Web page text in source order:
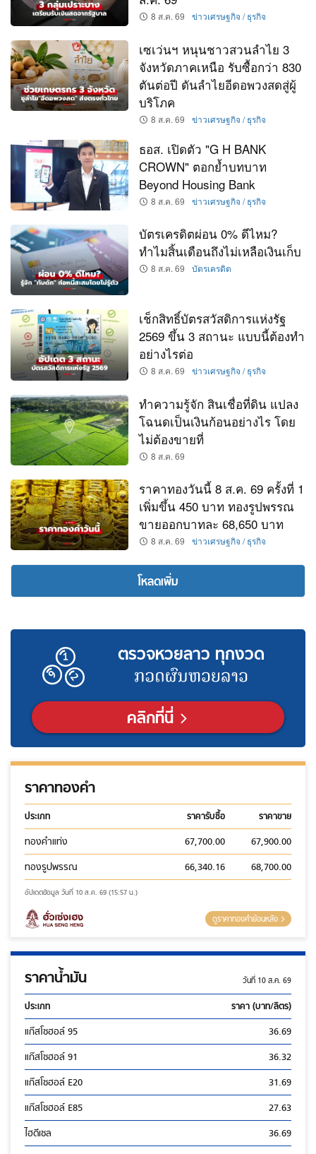
8 ส.ค. 69 ข่าวเศรษฐกิจ / ธุรกิจ
เซเว่นฯ หนุนชาวสวนลำไย 3
จังหวัดภาคเหนือ รับซื้อกว่า 830
ตันต่อปี ดันลำไยอีดอพวงสดสู่ผู้
บริโภค
8 ส.ค. 69 ข่าวเศรษฐกิจ / ธุรกิจ
ธอส. เปิดตัว "G H BANK
CROWN" ตอกย้ำบทบาท
Beyond Housing Bank
8 ส.ค. 69 ข่าวเศรษฐกิจ / ธุรกิจ
บัตรเครดิตผ่อน 0% ดีไหม?
ทำไมสิ้นเดือนถึงไม่เหลือเงินเก็บ
8 ส.ค. 69 บัตรเครดิต
เช็กสิทธิ์บัตรสวัสดิการแห่งรัฐ
2569 ขึ้น 3 สถานะ แบบนี้ต้องทำ
อย่างไรต่อ
8 ส.ค. 69 ข่าวเศรษฐกิจ / ธุรกิจ
ทำความรู้จัก สินเชื่อที่ดิน แปลง
โฉนดเป็นเงินก้อนอย่างไร โดย
ไม่ต้องขายที่
8 ส.ค. 69
ราคาทองวันนี้ 8 ส.ค. 69 ครั้งที่ 1
เพิ่มขึ้น 450 บาท ทองรูปพรรณ
ขายออกบาทละ 68,650 บาท
8 ส.ค. 69 ข่าวเศรษฐกิจ / ธุรกิจ
โหลดเพิ่ม
ตรวจหวยลาว ทุกงวด
คลิกที่นี่
ราคาทองคำ
ประเภท ราคารับซื้อ ราคาขาย
ทองคำแท่ง 67,700.00 67,900.00
ทองรูปพรรณ 66,340.16 68,700.00
อัปเดตข้อมูล วันที่ 10 ส.ค. 69 (15:57 น.)
ดูราคาทองคำย้อนหลัง
ราคาน้ำมัน วันที่ 10 ส.ค. 69
ประเภท ราคา (บาท/ลิตร)
แก๊สโซฮอล์ 95 36.69
แก๊สโซฮอล์ 91 36.32
แก๊สโซฮอล์ E20 31.69
แก๊สโซฮอล์ E85 27.63
ไฮดีเซล 36.69